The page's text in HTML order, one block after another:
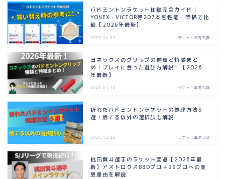
バドミントンラケット比較完全ガイド｜
YONEX・VICTOR等207本を性能・価格で比
較【2026年最新】
2026.04.07 ラケット基礎知識
ヨネックスのグリップの種類と特徴まと
め！プレイに合った選び方解説！【2026
年最新】
2026.01.12 ラケット基礎知識
折れたバドミントンラケットの処理方法5
選！捨てる以外の選択肢も解説
2025.12.22 ラケット基礎知識
桃田賢斗選手のラケット変遷【2026年最
新】アストロクス88Dプロ→99プロへの変
更理由を解説